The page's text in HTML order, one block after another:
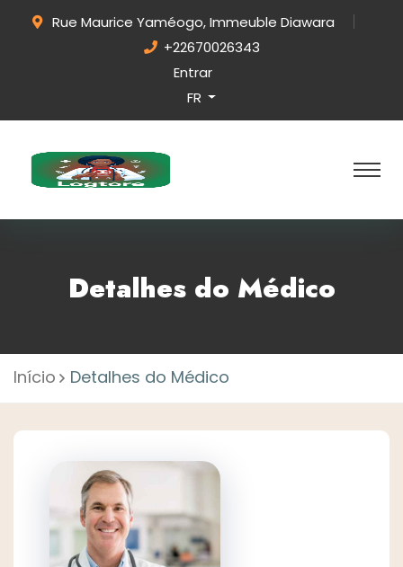
Rue Maurice Yaméogo, Immeuble Diawara
+22670026343
Entrar
FR
Detalhes do Médico
Início Detalhes do Médico